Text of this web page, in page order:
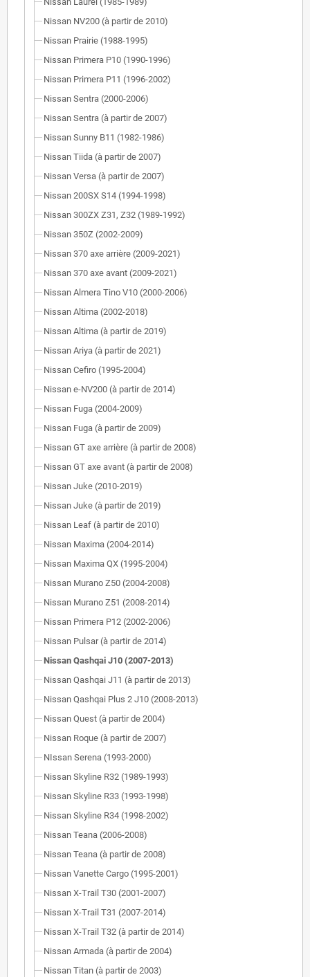
Nissan NV200 (à partir de 2010)
Nissan Prairie (1988-1995)
Nissan Primera P10 (1990-1996)
Nissan Primera P11 (1996-2002)
Nissan Sentra (2000-2006)
Nissan Sentra (à partir de 2007)
Nissan Sunny B11 (1982-1986)
Nissan Tiida (à partir de 2007)
Nissan Versa (à partir de 2007)
Nissan 200SX S14 (1994-1998)
Nissan 300ZX Z31, Z32 (1989-1992)
Nissan 350Z (2002-2009)
Nissan 370 axe arrière (2009-2021)
Nissan 370 axe avant (2009-2021)
Nissan Almera Tino V10 (2000-2006)
Nissan Altima (2002-2018)
Nissan Altima (à partir de 2019)
Nissan Ariya (à partir de 2021)
Nissan Cefiro (1995-2004)
Nissan e-NV200 (à partir de 2014)
Nissan Fuga (2004-2009)
Nissan Fuga (à partir de 2009)
Nissan GT axe arrière (à partir de 2008)
Nissan GT axe avant (à partir de 2008)
Nissan Juke (2010-2019)
Nissan Juke (à partir de 2019)
Nissan Leaf (à partir de 2010)
Nissan Maxima (2004-2014)
Nissan Maxima QX (1995-2004)
Nissan Murano Z50 (2004-2008)
Nissan Murano Z51 (2008-2014)
Nissan Primera P12 (2002-2006)
Nissan Pulsar (à partir de 2014)
Nissan Qashqai J10 (2007-2013)
Nissan Qashqai J11 (à partir de 2013)
Nissan Qashqai Plus 2 J10 (2008-2013)
Nissan Quest (à partir de 2004)
Nissan Roque (à partir de 2007)
NIssan Serena (1993-2000)
Nissan Skyline R32 (1989-1993)
Nissan Skyline R33 (1993-1998)
Nissan Skyline R34 (1998-2002)
Nissan Teana (2006-2008)
Nissan Teana (à partir de 2008)
Nissan Vanette Cargo (1995-2001)
Nissan X-Trail T30 (2001-2007)
Nissan X-Trail T31 (2007-2014)
Nissan X-Trail T32 (à partir de 2014)
Nissan Armada (à partir de 2004)
Nissan Titan (à partir de 2003)